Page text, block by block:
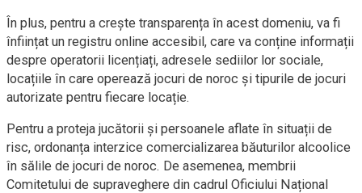
În plus, pentru a crește transparența în acest domeniu, va fi
înființat un registru online accesibil, care va conține informații
despre operatorii licențiați, adresele sediilor lor sociale,
locațiile în care operează jocuri de noroc și tipurile de jocuri
autorizate pentru fiecare locație.
Pentru a proteja jucătorii și persoanele aflate în situații de
risc, ordonanța interzice comercializarea băuturilor alcoolice
în sălile de jocuri de noroc. De asemenea, membrii
Comitetului de supraveghere din cadrul Oficiului Național